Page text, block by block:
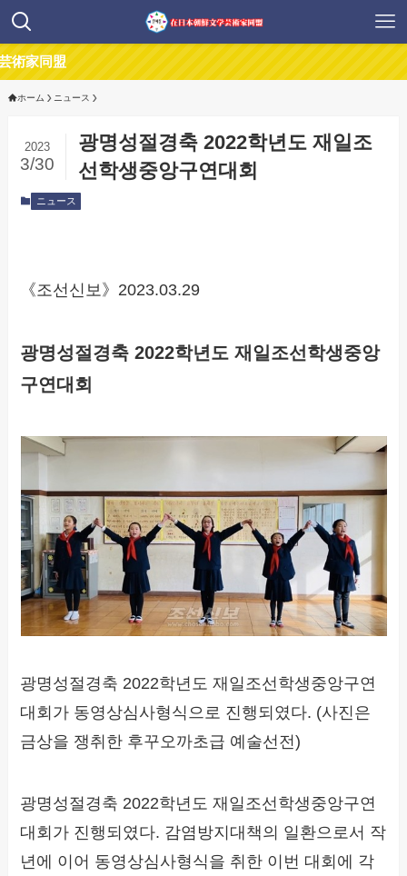
ホーム ニュース
광명성절경축 2022학년도 재일조
선학생중앙구연대회
2023
3/30
ニュース
《조선신보》2023.03.29
광명성절경축 2022학년도 재일조선학생중앙
구연대회
광명성절경축 2022학년도 재일조선학생중앙구연
대회가 동영상심사형식으로 진행되였다. (사진은
금상을 쟁취한 후꾸오까초급 예술선전)
광명성절경축 2022학년도 재일조선학생중앙구연
대회가 진행되였다. 감염방지대책의 일환으로서 작
년에 이어 동영상심사형식을 취한 이번 대회에 각